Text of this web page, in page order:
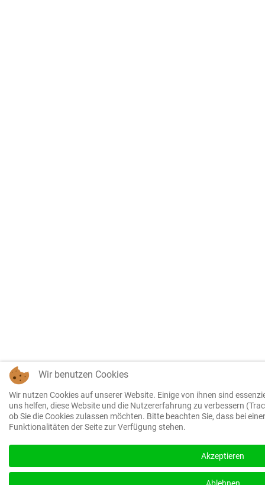
traffic analysis. By continuing to visit this site you
Wir benutzen Cookies
Wir nutzen Cookies auf unserer Website. Einige von ihnen sind
uns helfen, diese Website und die Nutzererfahrung zu verbessern
ob Sie die Cookies zulassen möchten. Bitte beachten Sie, dass bei
Funktionalitäten der Seite zur Verfügung stehen.
Akzeptieren